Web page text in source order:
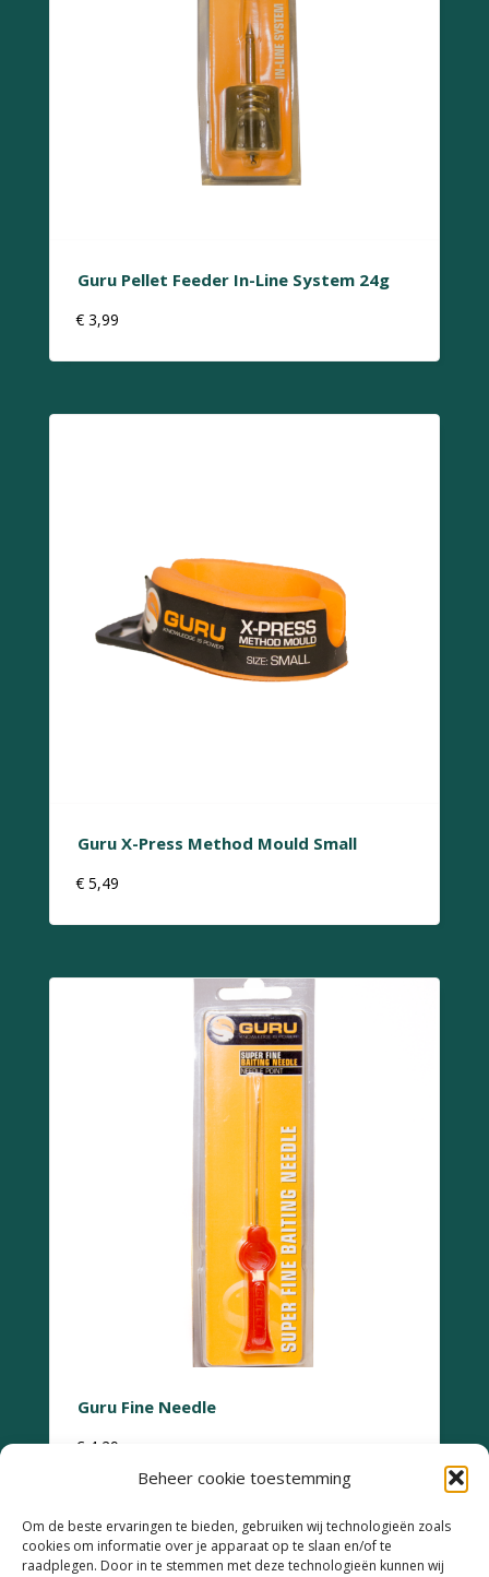
Beheer cookie toestemming
Om de beste ervaringen te bieden, gebruiken wij technologieën zoals
cookies om informatie over je apparaat op te slaan en/of te
raadplegen. Door in te stemmen met deze technologieën kunnen wij
Guru Pellet Feeder In-Line System 24g
€ 3,99
Guru X-Press Method Mould Small
€ 5,49
Guru Fine Needle
€ 4,29